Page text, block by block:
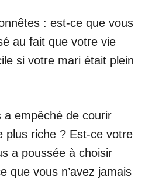
: est-ce que vous
au fait que votre vie
si votre mari était plein
a empêché de courir
plus riche ? Est-ce votre
a poussée à choisir
que vous n’avez jamais